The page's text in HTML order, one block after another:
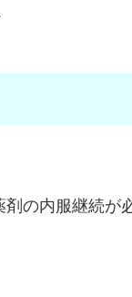
の内服継続が